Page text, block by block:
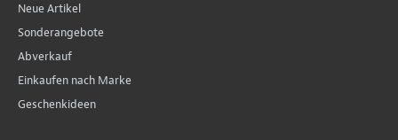
Neue Artikel
Sonderangebote
Abverkauf
Einkaufen nach Marke
Geschenkideen